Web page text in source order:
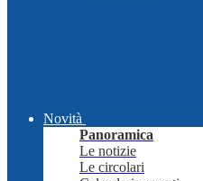
Novità
Panoramica
Le notizie
Le circolari